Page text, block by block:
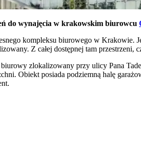
do wynajęcia w krakowskim biurowcu
kompleksu biurowego w Krakowie.
Z całej dostępnej tam
zlokalizowany przy ulicy Pana
Obiekt posiada podziemną halę